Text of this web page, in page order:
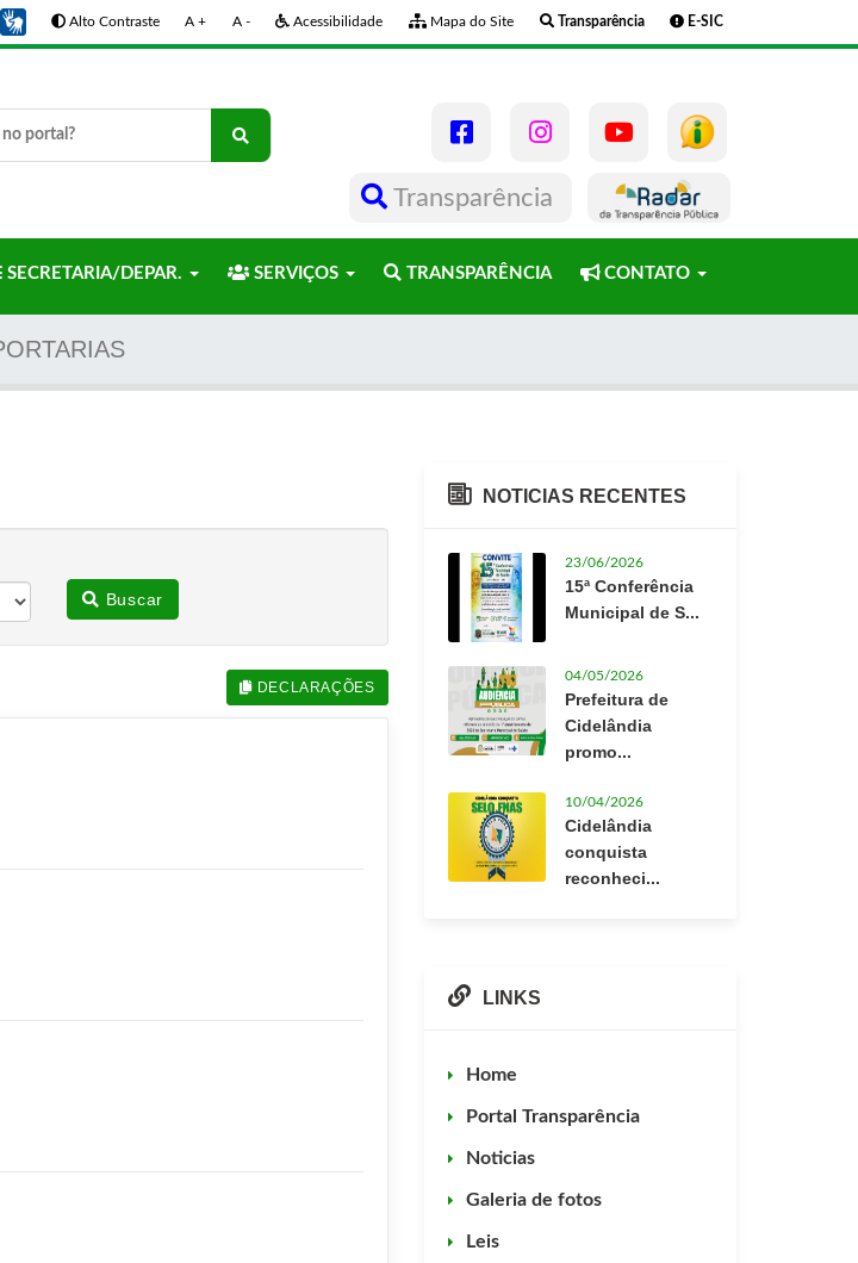
Alto Contraste A + A - Acessibilidade Mapa do Site Transparência E-SIC
Transparência
SECRETARIA/DEPAR. SERVIÇOS TRANSPARÊNCIA CONTATO
Buscar
DECLARAÇÕES
NOTICIAS RECENTES
23/06/2026
15ª Conferência
Municipal de S...
04/05/2026
Prefeitura de
Cidelândia
promo...
10/04/2026
Cidelândia
conquista
reconheci...
LINKS
Home
Portal Transparência
Noticias
Galeria de fotos
Leis